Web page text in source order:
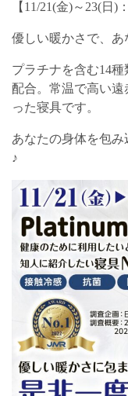
【11/21(金)～23(日)
優しい暖かさで、
プラチナを含む14
配合。常温で高い
った寝具です。
あなたの身体を包
♪